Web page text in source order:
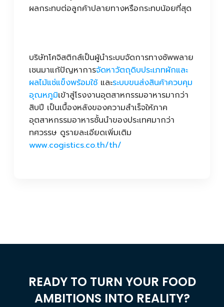
ผลกระทบต่อลูกค้าปลายทางหรือกระทบน้อยที่สุด
บริษัทโคจิสติกส์เป็นผู้นำระบบจัดการทางซัพพลาย
เชนมาแก้ปัญหาการจัดหาวัตถุดิบประเภทผักและ
ผลไม้แช่แข็งพร้อมใช้และระบบขนส่งสินค้าควบคุม
อุณหภูมิเข้าสู่โรงงานอุตสาหกรรมอาหารมากว่า
สิบปี เป็นเบื้องหลังของความสำเร็จให้ภาค
อุตสาหกรรมอาหารชั้นนำของประเทศมากว่า
ทศวรรษ ดูรายละเอียดเพิ่มเติม
www.cogistics.co.th/th/
READY TO TURN YOUR FOOD
AMBITIONS INTO REALITY?